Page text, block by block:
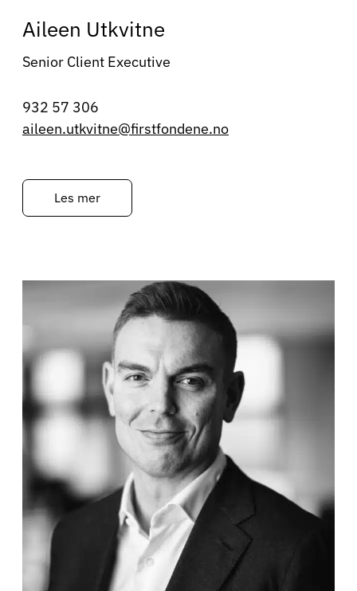
Aileen Utkvitne
Senior Client Executive
932 57 306
aileen.utkvitne@firstfondene.no
Les mer